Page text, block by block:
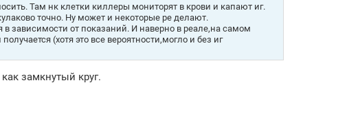
Там нк клетки киллеры мониторят в крови и капают иг.
точно. Ну может и некоторые ре делают.
зависимости от показаний. И наверно в реале,на самом
(хотя это все вероятности,могло и без иг
замкнутый круг.